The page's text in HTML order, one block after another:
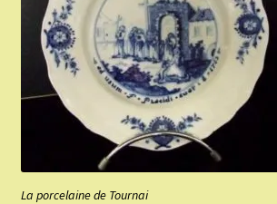
La porcelaine de Tournai